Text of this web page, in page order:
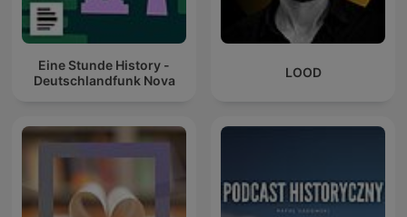
Eine Stunde History -
Deutschlandfunk Nova
LOOD